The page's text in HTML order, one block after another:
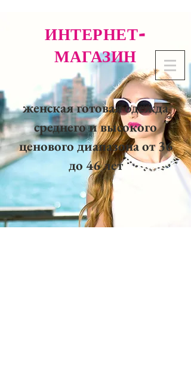
ИНТЕРНЕТ-
МАГАЗИН
женская готовая одежда
среднего и высокого
ценового диапазона от 36
до 46 лет